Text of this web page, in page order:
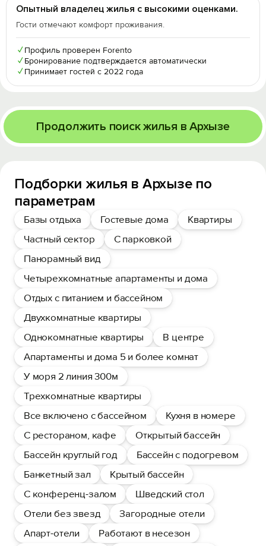
Опытный владелец жилья с высокими оценками.
Гости отмечают комфорт проживания.
✓ Профиль проверен Forento
✓ Бронирование подтверждается автоматически
✓ Принимает гостей с 2022 года
Продолжить поиск жилья в Архызе
Подборки жилья в Архызе по
параметрам
Базы отдыха Гостевые дома
Квартиры
Частный сектор
С парковкой
Панорамный вид
Четырехкомнатные апартаменты и дома
Отдых с питанием и бассейном
Двухкомнатные квартиры
Однокомнатные квартиры
В центре
Апартаменты и дома 5 и более комнат
У моря 2 линия 300м
Трехкомнатные квартиры
Все включено с бассейном
Кухня в номере
С рестораном, кафе
Открытый бассейн
Бассейн круглый год
Бассейн с подогревом
Банкетный зал
Крытый бассейн
С конференц-залом
Шведский стол
Отели без звезд
Загородные отели
Апарт-отели
Работают в несезон